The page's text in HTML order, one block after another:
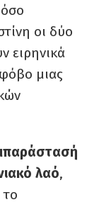
όσο
οι δύο
ειρηνικά
μιας
λαό,
το